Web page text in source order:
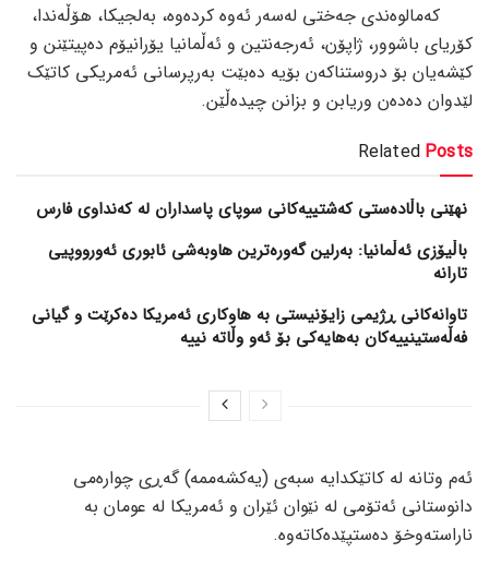
کەمالوەندى جەختی لەسەر ئەوە کردەوە، بەلجیکا، هۆڵەندا،
کۆریاى باشوور، ژاپۆن، ئەرجەنتین و ئەڵمانیا یۆرانیۆم دەپیتێنن و
کێشەیان بۆ دروستناکەن بۆیە دەبێت بەرپرسانى ئەمریکی کاتێک
لێدوان دەدەن وریابن و بزانن چیدەڵێن.
Related Posts
نهێنی باڵادەستی کەشتییەکانی سوپای پاسداران لە کەنداوی فارس
باڵیۆزی ئەڵمانیا: بەرلین گەورەترین هاوبەشی ئابوری ئەورووپیی
تارانە
تاوانەکانی ڕژیمی زایۆنیستی بە هاوکاری ئەمریکا دەکرێت و گیانی
فەڵەستینییەکان بەهایەکی بۆ ئەو وڵاتە نییە
ئەم وتانە لە کاتێکدایە سبەی (یەکشەممە) گەڕی چوارەمی
دانوستانی ئەتۆمی لە نێوان ئێران و ئەمریکا لە عومان بە
ناراستەوخۆ دەستپێدەکاتەوە.